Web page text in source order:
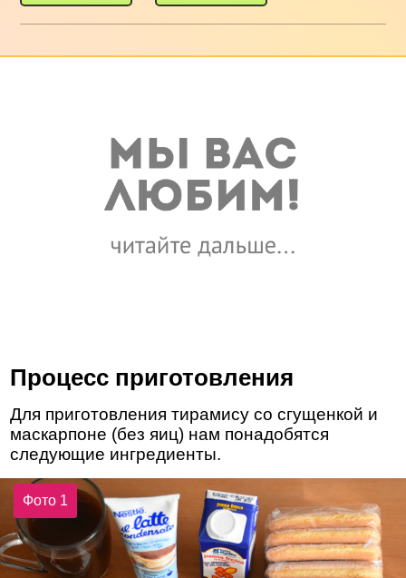
Процесс приготовления
Для приготовления тирамису со сгущенкой и
маскарпоне (без яиц) нам понадобятся
следующие ингредиенты.
Фото 1